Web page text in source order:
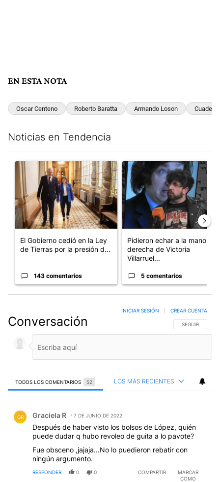
EN ESTA NOTA
Oscar Centeno Roberto Baratta Armando Loson
Noticias en Tendencia
Un artículo de tendencia con el título "El Gobierno cedió en
El Gobierno cedió en la Ley
de Tierras por la presión d...
143 comentarios
Un artículo de tendencia con
Pidieron echar a la mano
derecha de Victoria
Villarruel...
5 comentarios
Conversación SIGA ESTA
SEGUIR
INICIAR SESIÓN CREAR CUENTA
TODOS LOS COMENTARIOS 52 LOS MÁS RECIENTES
GR Graciela R 7 DE JUNIO DE 2022
Después de haber visto los bolsos de López, quién
puede dudar q hubo revoleo de guita a lo pavote?
Fue obsceno ,jajaja...No lo puedieron rebatir con
ningún argumento.
RESPONDER 0 0 COMPARTIR
MARCAR
COMO